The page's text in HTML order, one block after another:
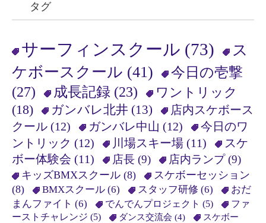
タグ
サーフィンスクール (73)
ス
ケボースクール (41)
今日の壱撃
(27)
成長記録 (23)
ワントリック
(18)
ガンバレ北井 (13)
店内スケボース
クール (12) ガンバレ中山 (12)
今日のワ
ントリック (12) 川場スキー場 (11)
スケ
ボー体験会 (11) 店長 (9) 店内ランプ(9)
キッズBMXスクール (8)
スケボーセッション
(8)
BMXスクール (6) スタッフ研修 (6)
おだ
まんファイト (6) でんでんプロジェクト (5)
ファ
ーストチャレンジ (5) ダンス交流会 (4)
スケボー